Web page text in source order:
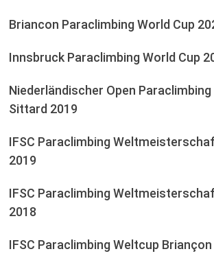
Briancon Paraclimbing World Cup
Innsbruck Paraclimbing World Cup
Niederländischer Open
Sittard 2019
IFSC Paraclimbing
2019
IFSC Paraclimbing
2018
IFSC Paraclimbing Weltcup Briançon